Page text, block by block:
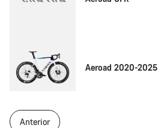
Aeroad 2020-2025
Anterior